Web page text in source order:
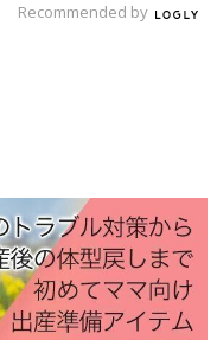
Recommended by